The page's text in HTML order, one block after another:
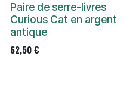
Paire de serre-livres
Curious Cat en argent
antique
62,50€